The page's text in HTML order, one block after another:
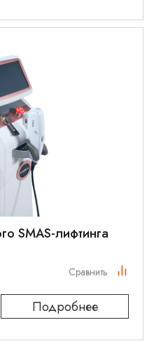
SMAS-лифтинга
Подробнее
Сравнить